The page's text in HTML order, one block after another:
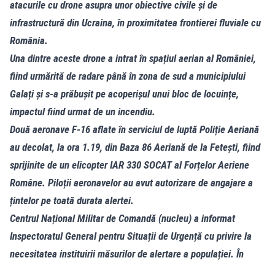
atacurile cu drone asupra unor obiective civile și de
infrastructură din Ucraina, în proximitatea frontierei fluviale cu
România.
Una dintre aceste drone a intrat în spațiul aerian al României,
fiind urmărită de radare până în zona de sud a municipiului
Galați și s-a prăbușit pe acoperișul unui bloc de locuințe,
impactul fiind urmat de un incendiu.
Două aeronave F-16 aflate în serviciul de luptă Poliție Aeriană
au decolat, la ora 1.19, din Baza 86 Aeriană de la Fetești, fiind
sprijinite de un elicopter IAR 330 SOCAT al Forțelor Aeriene
Române. Piloții aeronavelor au avut autorizare de angajare a
țintelor pe toată durata alertei.
Centrul Național Militar de Comandă (nucleu) a informat
Inspectoratul General pentru Situații de Urgență cu privire la
necesitatea instituirii măsurilor de alertare a populației. În